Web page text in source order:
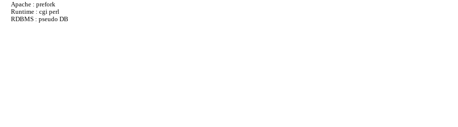
Apache : prefork
Runtime : cgi perl
RDBMS : pseudo DB